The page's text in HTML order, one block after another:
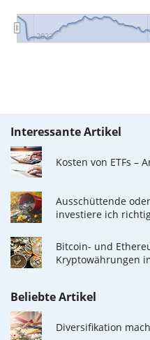
Beispiel:
Wertpapierpreise war:
Fall hättest du den
-50%.
Die
Ausschüttungen (falls
2022
Interessante Artikel
Kosten von ETFs –
Ausschüttende
investiere ich
Bitcoin- und
Kryptowährungen
Beliebte Artikel
Diversifikation